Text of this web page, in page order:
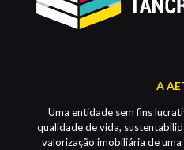
A
Uma entidade sem fins
qualidade de vida,
valorização imobiliária de